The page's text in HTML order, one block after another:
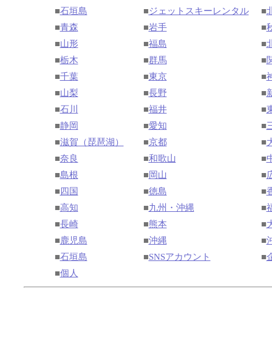
■石垣島 ■ジェットスキーレンタル ■
■青森 ■岩手 ■
■山形 ■福島 ■
■栃木 ■群馬 ■
■千葉 ■東京 ■
■山梨 ■長野 ■
■石川 ■福井 ■
■静岡 ■愛知 ■
■滋賀（琵琶湖） ■京都 ■
■奈良 ■和歌山 ■
■島根 ■ 岡山 ■
■ 四国 ■徳島 ■
■高知 ■九州・沖縄 ■
■長崎 ■熊本 ■
■鹿児島 ■沖縄 ■
■石垣島 ■SNSアカウント ■
■個人